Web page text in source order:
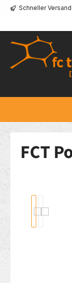
Zur
Schneller Versand
FCT